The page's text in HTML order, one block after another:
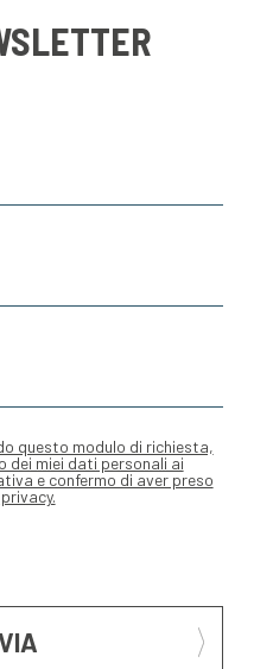
questo modulo di richiesta,
miei dati personali ai
e confermo di aver preso